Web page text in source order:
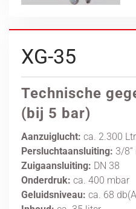
XG-35
Technische
(bij 5 bar)
Aanzuiglucht: ca. 2.300
Persluchtaansluiting: 3/8“
Zuigaansluiting: DN 38
Onderdruk: ca. 400 mbar
Geluidsniveau: ca. 68